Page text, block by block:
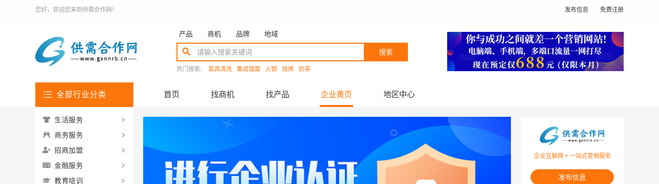
您好，欢迎您来到供需合作网！ 发布信息 免费注册
产品 商机 品牌 地域
搜索
热门搜索： 家具清洗 集成墙面 火锅 烧烤 奶茶
全部行业分类 首页 找商机 找产品 企业黄页 地区中心
企业互联网 + 一站式营销服务
发布信息
生活服务
商务服务
招商加盟
金融服务
教育培训